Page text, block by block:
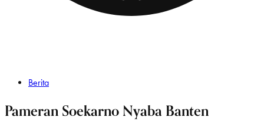
Berita
Pameran Soekarno Nyaba Banten